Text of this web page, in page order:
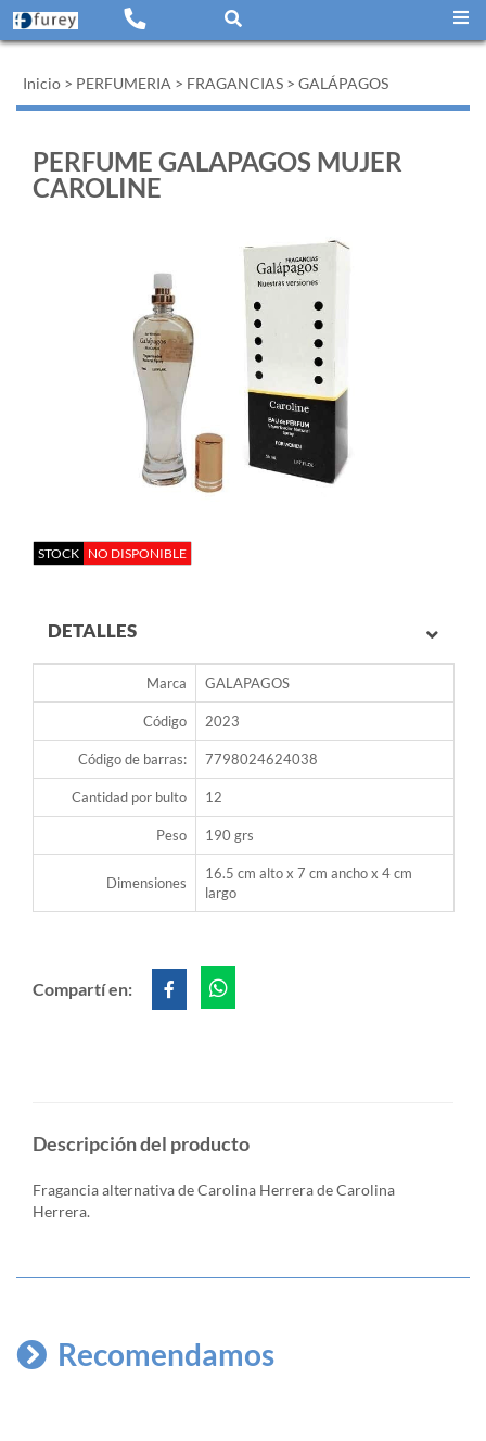
Inicio > PERFUMERIA > FRAGANCIAS > GALÁPAGOS
PERFUME GALAPAGOS MUJER
CAROLINE
STOCK NO DISPONIBLE
DETALLES
Marca GALAPAGOS
Código 2023
Código de barras: 7798024624038
Cantidad por bulto 12
Peso 190 grs
Dimensiones
16.5 cm alto x 7 cm ancho x 4 cm
largo
Compartí en:
Descripción del producto
Fragancia alternativa de Carolina Herrera de Carolina
Herrera.
Recomendamos